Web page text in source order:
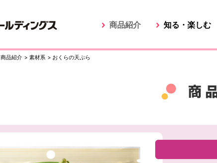
商品紹介 知る・楽しむ
商品紹介 > 素材系 > おくらの天ぷら